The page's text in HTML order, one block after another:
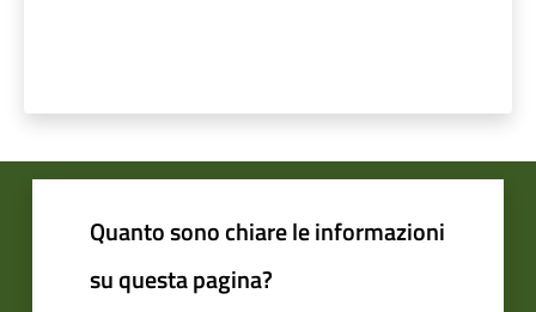
Quanto sono chiare le informazioni
su questa pagina?